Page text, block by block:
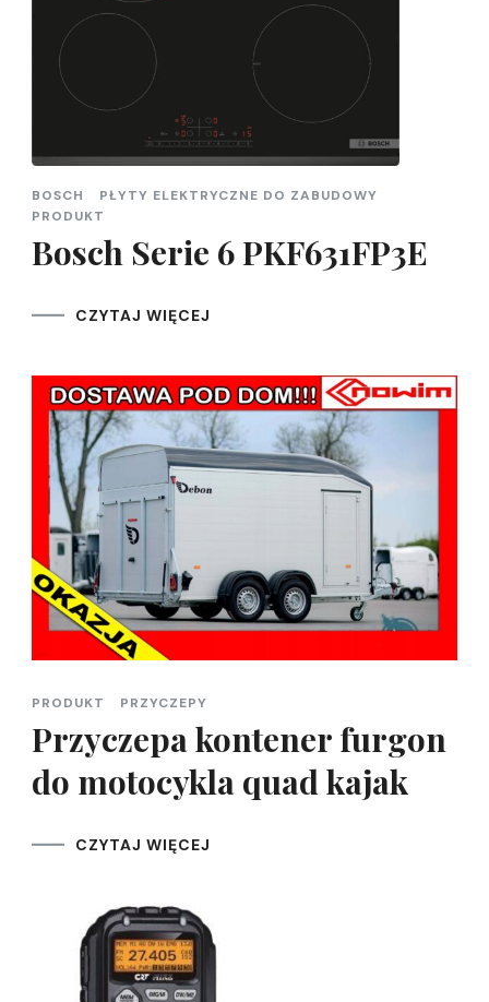
BOSCH
PŁYTY ELEKTRYCZNE DO ZABUDOWY
PRODUKT
Bosch Serie 6 PKF631FP3E
CZYTAJ WIĘCEJ
PRODUKT PRZYCZEPY
Przyczepa kontener furgon
do motocykla quad kajak
CZYTAJ WIĘCEJ